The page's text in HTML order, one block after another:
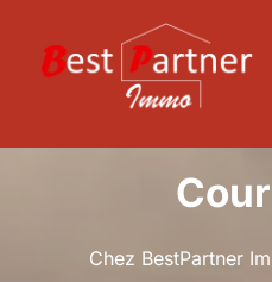
contenu
Chez BestPartner